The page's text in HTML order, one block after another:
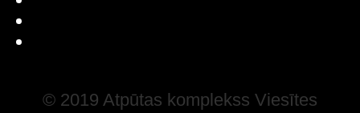
© 2019 Atpūtas komplekss Viesītes